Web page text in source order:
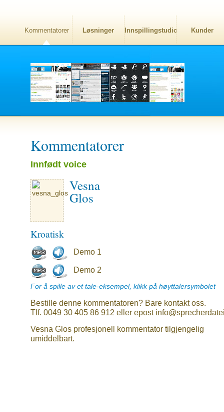
Kommentatorer Løsninger Innspillingstudio Kunder
Kommentatorer
Innfødt voice
Vesna
Glos
Kroatisk
Demo 1
Demo 2
For å spille av et tale-eksempel, klikk på høyttalersymbolet
Bestille denne kommentatoren? Bare kontakt oss.
Tlf. 0049 30 405 86 912 eller epost
Vesna Glos profesjonell kommentator tilgjengelig
umiddelbart.